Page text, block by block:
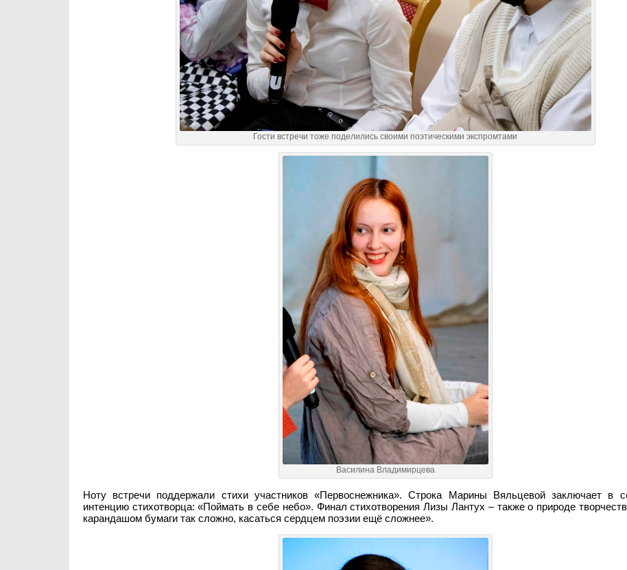
Гости встречи тоже поделились своими поэтическими экспромтами
Василина Владимирцева
Ноту встречи поддержали стихи участников «Первоснежника». Строка Марины Вяльцевой заключает в
интенцию стихотворца: «Поймать в себе небо». Финал стихотворения Лизы Лантух – также о природе
карандашом бумаги так сложно, касаться сердцем поэзии ещё сложнее».